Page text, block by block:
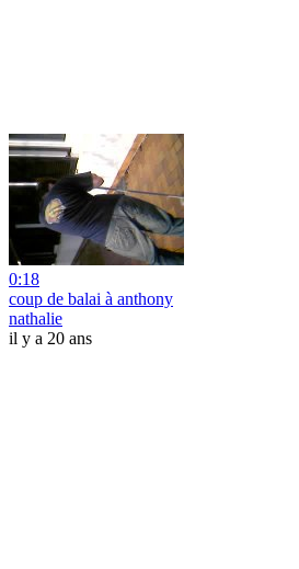
0:18
coup de balai à anthony
nathalie
il y a 20 ans